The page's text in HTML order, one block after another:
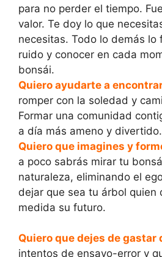
para no perder el tiempo.
valor. Te doy lo que
necesitas. Todo lo demás lo
ruido y conocer en cada
bonsái.
Quiero ayudarte a
romper con la soledad y
Formar una comunidad
a día más ameno y divertido.
Quiero que imagines y
a poco sabrás mirar tu
naturaleza, eliminando el
dejar que sea tu árbol quien
medida su futuro.
Quiero que dejes de gastar
intentos de ensayo-error y